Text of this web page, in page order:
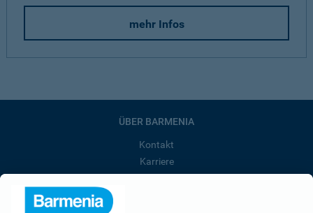
mehr Infos
ÜBER BARMENIA
Kontakt
Karriere